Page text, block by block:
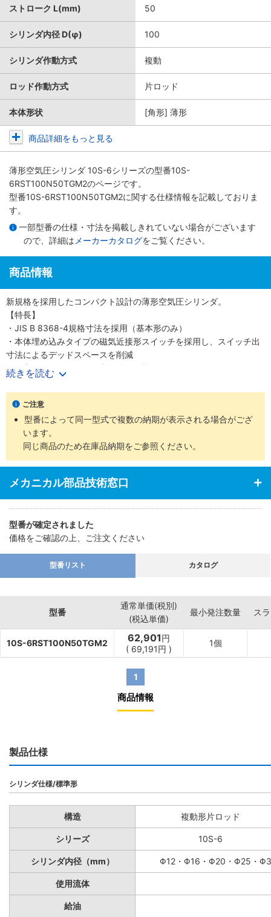
ストローク L(mm) 50
シリンダ内径 D(φ) 100
シリンダ作動方式 複動
ロッド作動方式 片ロッド
本体形状 [角形] 薄形
商品詳細をもっと見る
薄形空気圧シリンダ 10S-6シリーズの型番10S-
6RST100N50TGM2のページです。
型番10S-6RST100N50TGM2に関する仕様情報を記載しておりま
す。
一部型番の仕様・寸法を掲載しきれていない場合がございます
ので、詳細は メーカーカタログをご覧ください。
商品情報
新規格を採用したコンパクト設計の薄形空気圧シリンダ。
【特長】
・JIS B 8368-4規格寸法を採用（基本形のみ）
・本体埋め込みタイプの磁気近接形スイッチを採用し、スイッチ出
寸法によるデッドスペースを削減
・保守メンテナンスに便利な分解可能形
・ロッド先端部仕様は、めねじ、おねじの2タイプを用意
・支持金具の種類、ロッド先端部の付属品など豊富に揃え幅広い用
途に対応
続きを読む
ご注意
型番によって同一型式で複数の納期が表示される場合がござ
います。
同じ商品のため在庫品納期をご参照ください。
メカニカル部品技術窓口
型番が確定されました
価格をご確認の上、ご注文ください
型番リスト カタログ
型番
通常単価(税別)
(税込単価)
最小発注数量 ス
10S-6RST100N50TGM2 62,901円
( 69,191円 )
1個
1
商品情報
製品仕様
シリンダ仕様/標準形
構造 複動形片ロッド
シリーズ 10S-6
シリンダ内径（mm） Φ12・Φ16・Φ20・Φ25・
使用流体
給油